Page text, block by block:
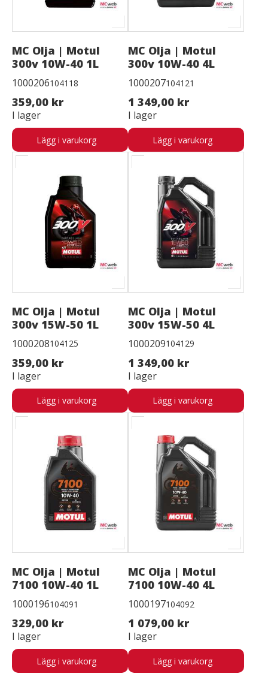
MC Olja | Motul
300v 10W-40 1L
1000206104118
359,00 kr
I lager
Lägg i varukorg
MC Olja | Motul
300v 10W-40 4L
1000207104121
1 349,00 kr
I lager
Lägg i varukorg
MC Olja | Motul
300v 15W-50 1L
1000208104125
359,00 kr
I lager
Lägg i varukorg
MC Olja | Motul
300v 15W-50 4L
1000209104129
1 349,00 kr
I lager
Lägg i varukorg
MC Olja | Motul
7100 10W-40 1L
1000196104091
329,00 kr
I lager
Lägg i varukorg
MC Olja | Motul
7100 10W-40 4L
1000197104092
1 079,00 kr
I lager
Lägg i varukorg